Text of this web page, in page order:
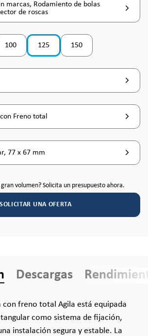
marcas, Rodamiento de bolas
de roscas
disponible en este momento. )
no está disponible en este momento. )
100 125 150
Freno total
77 x 67 mm
volumen? Solicita un presupuesto ahora.
UNA OFERTA
Descargas
con freno total Agila está equipada
como sistema de fijación,
instalación segura y estable. La